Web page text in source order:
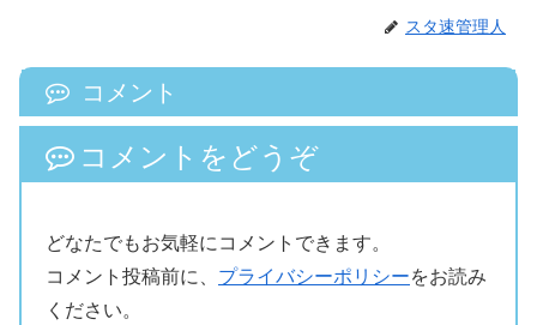
スタ速管理人
コメント
コメントをどうぞ
どなたでもお気軽にコメントできます。
コメント投稿前に、 プライバシーポリシーをお読み
ください。